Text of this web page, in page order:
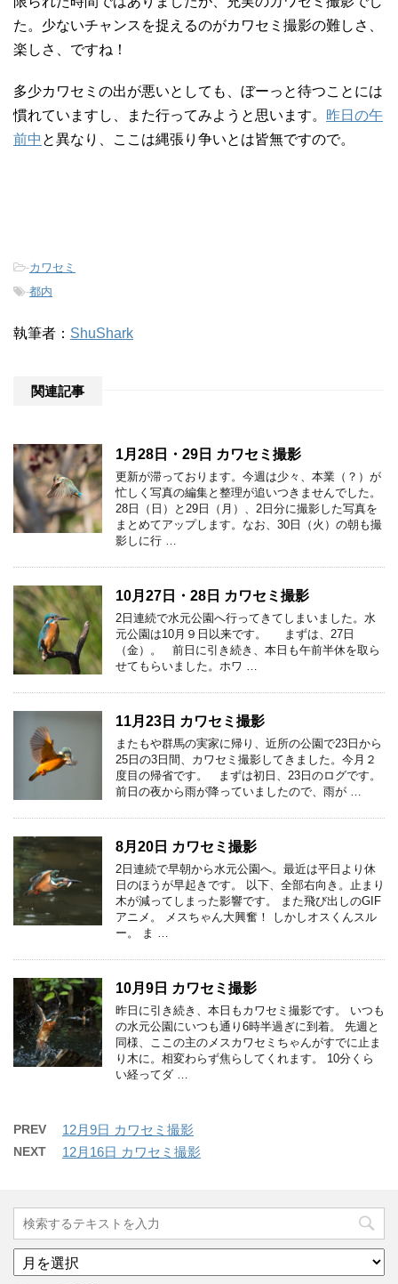
た。少ないチャンスを捉えるのがカワセミ撮影の難しさ、
楽しさ、ですね！
多少カワセミの出が悪いとしても、ぼーっと待つことには
慣れていますし、また行ってみようと思います。 昨日の午
前中 と異なり、ここは縄張り争いとは皆無ですので。
-カワセミ
-都内
執筆者： ShuShark
関連記事
1月28日・29日 カワセミ撮影
更新が滞っております。今週は少々、本業（？）が
忙しく写真の編集と整理が追いつきませんでした。
28日（日）と29日（月）、2日分に撮影した写真を
まとめてアップします。なお、30日（火）の朝も撮
影しに行 …
10月27日・28日 カワセミ撮影
2日連続で水元公園へ行ってきてしまいました。水
元公園は10月９日以来です。 まずは、27日
（金）。 前日に引き続き、本日も午前半休を取ら
せてもらいました。ホワ …
11月23日 カワセミ撮影
またもや群馬の実家に帰り、近所の公園で23日から
25日の3日間、カワセミ撮影してきました。今月２
度目の帰省です。 まずは初日、23日のログです。
前日の夜から雨が降っていましたので、雨が …
8月20日 カワセミ撮影
2日連続で早朝から水元公園へ。最近は平日より休
日のほうが早起きです。 以下、全部右向き。止まり
木が減ってしまった影響です。 また飛び出しのGIF
アニメ。 メスちゃん大興奮！ しかしオスくんスル
ー。 ま …
10月9日 カワセミ撮影
昨日に引き続き、本日もカワセミ撮影です。 いつも
の水元公園にいつも通り6時半過ぎに到着。 先週と
同様、ここの主のメスカワセミちゃんがすでに止ま
り木に。相変わらず焦らしてくれます。 10分くら
い経ってダ …
PREV 12月9日 カワセミ撮影
NEXT 12月16日 カワセミ撮影
ア
ー